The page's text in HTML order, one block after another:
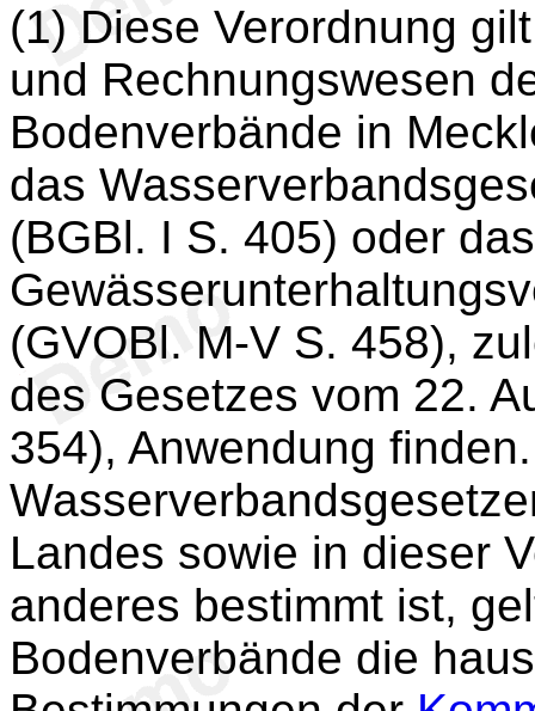
(1) Diese Verordnung
und Rechnungswesen
Bodenverbände in
das
(BGBl. I S. 405) oder
(GVOBl. M-V S. 458),
des Gesetzes vom 22.
354), Anwendung
Landes sowie in dieser
anderes bestimmt ist,
Bodenverbände die